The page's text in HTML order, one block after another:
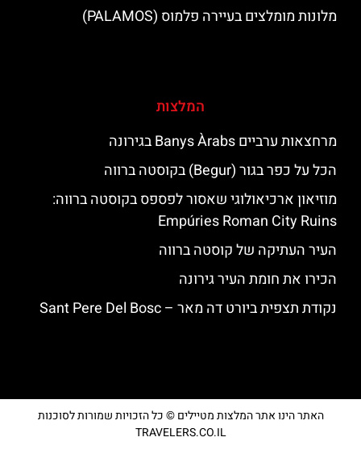
מלונות מומלצים בעיירה פלמוס (PALAMOS)
המלצות
מרחצאות ערביים Banys Àrabs בגירונה
הכל על כפר בגור (Begur) בקוסטה ברווה
מוזיאון ארכיאולוגי שאסור לפספס בקוסטה ברווה:
Empúries Roman City Ruins
העיר העתיקה של קוסטה ברווה
הכירו את חומת העיר גירונה
נקודת תצפית ביורט דה מאר – Sant Pere Del Bosc
האתר הינו אתר המלצות מטיילים © כל הזכויות שמורות לסוכנות
TRAVELERS.CO.IL